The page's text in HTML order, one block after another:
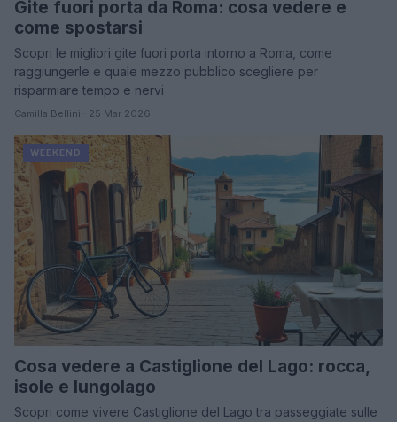
Gite fuori porta da Roma: cosa vedere e
come spostarsi
Scopri le migliori gite fuori porta intorno a Roma, come
raggiungerle e quale mezzo pubblico scegliere per
risparmiare tempo e nervi
Camilla Bellini · 25 Mar 2026
WEEKEND
Cosa vedere a Castiglione del Lago: rocca,
isole e lungolago
Scopri come vivere Castiglione del Lago tra passeggiate sulle